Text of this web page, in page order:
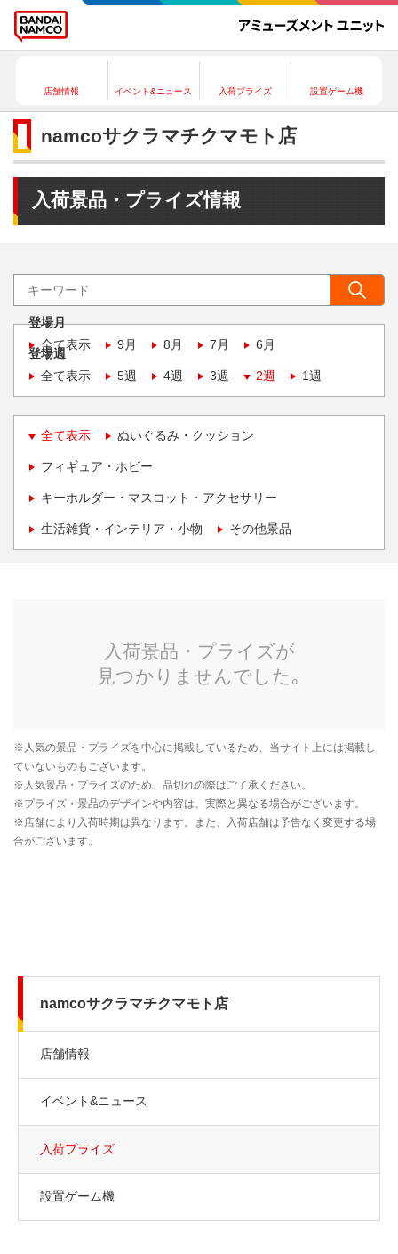
店舗情報 イベント&ニュース 入荷プライズ 設置ゲーム機
namcoサクラマチクマモト店
入荷景品・プライズ情報
登場月
全て表示
9月 8月 7月 6月
登場週
全て表示
5週 4週 3週 2週 1週
全て表示 ぬいぐるみ・クッション
フィギュア・ホビー
キーホルダー・マスコット・アクセサリー
生活雑貨・インテリア・小物 その他景品
namcoサクラマチクマモト店
店舗情報
イベント&ニュース
入荷プライズ
設置ゲーム機